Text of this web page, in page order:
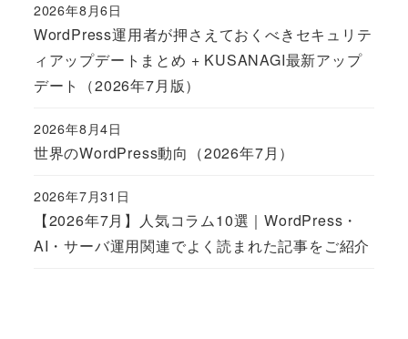
WordPress運用者が押さえておくべきセキュリテ
ィアップデートまとめ + KUSANAGI最新アップ
デート（2026年7月版）
Published
2026年8月6日
世界のWordPress動向（2026年7月）
Published
2026年8月4日
【2026年7月】人気コラム10選｜WordPress・
AI・サーバ運用関連でよく読まれた記事をご紹介
Published
2026年7月31日